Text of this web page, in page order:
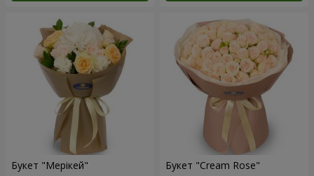
Букет "Мерікей" Букет "Cream Rose"